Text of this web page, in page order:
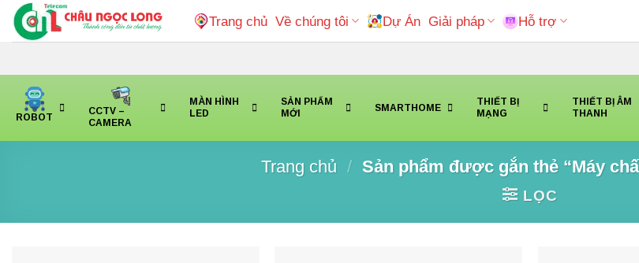
Bỏ
qua
Trang chủ Về chúng tôi Dự Án Giải pháp Hỗ trợ
ROBOT
CCTV –
CAMERA
MÀN HÌNH
LED
SẢN PHẨM
MỚI
SMARTHOME
THIẾT BỊ
MẠNG
THIẾT BỊ ÂM
THANH
Trang chủ / Sản phẩm được gắn thẻ “Máy
LỌC